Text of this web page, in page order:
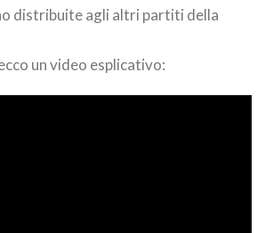
distribuite agli altri partiti della
un video esplicativo: